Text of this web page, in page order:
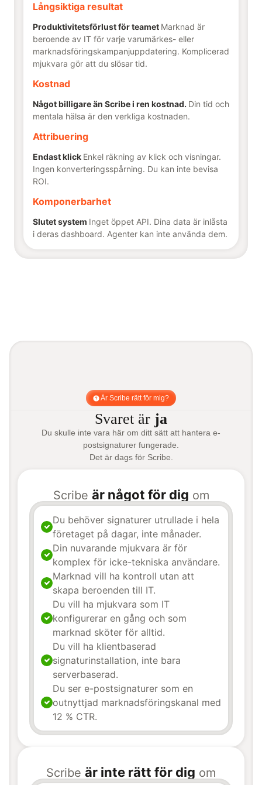
Långsiktiga resultat
Produktivitetsförlust för teamet Marknad är
beroende av IT för varje varumärkes- eller
marknadsföringskampanjuppdatering. Komplicerad
mjukvara gör att du slösar tid.
Kostnad
Något billigare än Scribe i ren kostnad. Din tid och
mentala hälsa är den verkliga kostnaden.
Attribuering
Endast klick Enkel räkning av klick och visningar.
Ingen konverteringsspårning. Du kan inte bevisa
ROI.
Komponerbarhet
Slutet system Inget öppet API. Dina data är inlåsta
i deras dashboard. Agenter kan inte använda dem.
Är Scribe rätt för mig?
Svaret är ja
Du skulle inte vara här om ditt sätt att hantera e-
postsignaturer fungerade.
Det är dags för Scribe.
Scribe är något för dig om
Du behöver signaturer utrullade i hela
företaget på dagar, inte månader.
Din nuvarande mjukvara är för
komplex för icke-tekniska användare.
Marknad vill ha kontroll utan att
skapa beroenden till IT.
Du vill ha mjukvara som IT
konfigurerar en gång och som
marknad sköter för alltid.
Du vill ha klientbaserad
signaturinstallation, inte bara
serverbaserad.
Du ser e-postsignaturer som en
outnyttjad marknadsföringskanal med
12 % CTR.
Scribe är inte rätt för dig om